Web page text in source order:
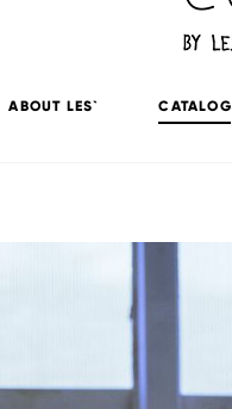
ABOUT LES` CATALOG